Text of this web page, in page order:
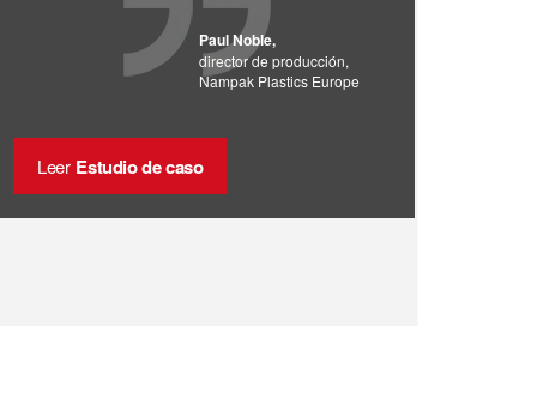
Paul Noble,
director de producción,
Nampak Plastics Europe
Leer Estudio de caso